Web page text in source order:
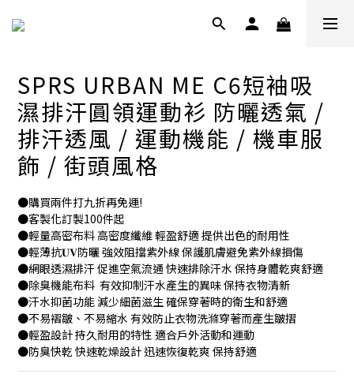
SPRS URBAN ME C6短袖吸
濕排汗圓領運動衫 防曬透氣 /
排汗透風 / 運動機能 / 機車服
飾 / 街頭風格
●購買兩件打九折再免運!
●客製化訂製100件起
●輕量高密布料 高密度纖維 輕盈舒適 提供出色的耐用性
●輕薄抗𝐔𝐕防曬 強效阻擋紫外線 保護肌膚避免紫外線損傷
●網眼透濕排汗 促進空氣流通 快速排除汗水 保持身體乾爽舒適
●除臭機能布料  有效抑制汗水產生的異味 保持衣物清新
●汗水抑菌功能 減少細菌滋生 確保穿著時的衛生和舒適
●不易褶皺、不易縮水 有效防止衣物洗滌穿著而產生皺摺
●輕盈設計 持久耐用的特性 適合戶外活動和運動
●防臭快乾 快速乾燥設計 迅速恢復乾爽 保持舒適